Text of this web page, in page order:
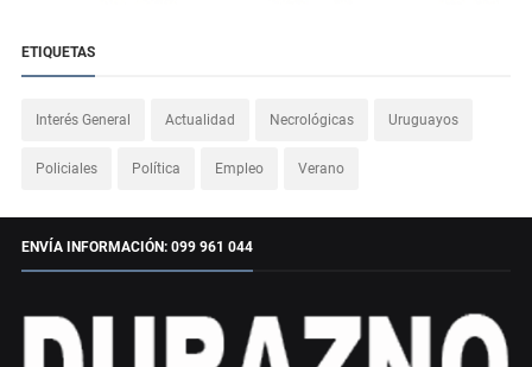
ETIQUETAS
Interés General Actualidad Necrológicas Uruguayos
Policiales Política Empleo Verano
ENVÍA INFORMACIÓN: 099 961 044